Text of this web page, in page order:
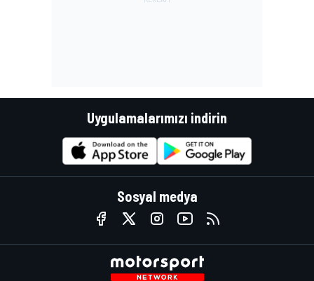
Uygulamalarımızı indirin
Sosyal medya